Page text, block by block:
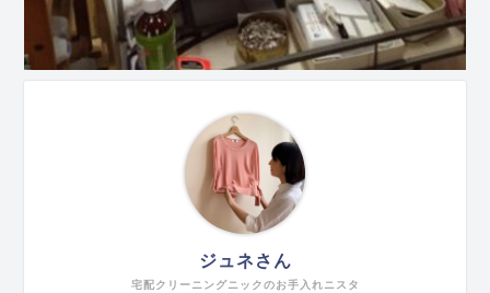
ジュネさん
宅配クリーニングニックのお手入れニスタ